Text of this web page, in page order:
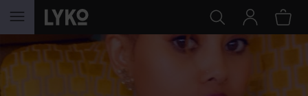
HOPPA TILL INNEHÅLLET